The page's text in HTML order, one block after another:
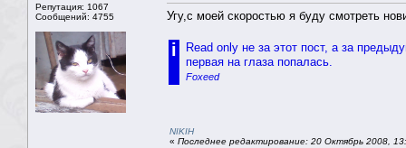
Репутация: 1067
Сообщений: 4755
Угу,с моей скоростью я буду смотреть
i
Read only не за этот пост, а за
первая на глаза попалась.
Foxeed
NIKIH
« Последнее редактирование: 20 Октябрь 2008,